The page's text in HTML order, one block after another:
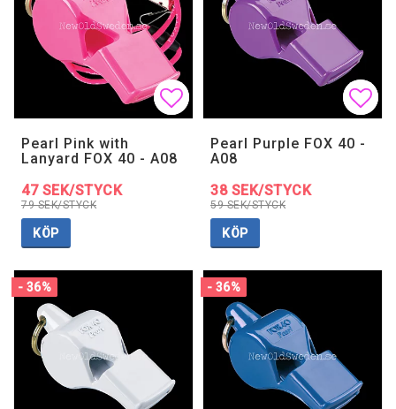
Lägg till i favoritlistan
Lägg till i favoritlistan
Pearl Pink with
Lanyard FOX 40 - A08
79 SEK/STYCK
47 SEK/STYCK
KÖP
Pearl Purple FOX 40 -
A08
59 SEK/STYCK
38 SEK/STYCK
KÖP
- 36% - 36%